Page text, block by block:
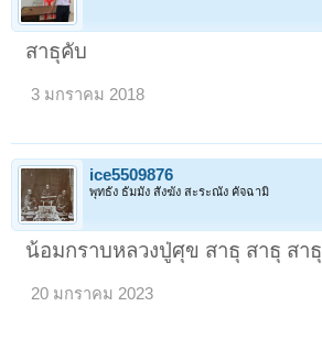
สาธุคับ
3 มกราคม 2018
ice5509876
พุทธัง ธัมมัง สังฆัง สะระณัง คัจฉามิ
น้อมกราบหลวงปู่ศุข สาธุ สาธุ สา
20 มกราคม 2023